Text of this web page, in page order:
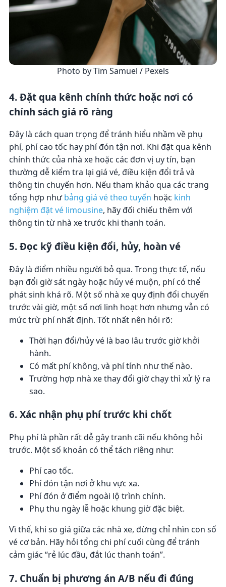
Photo by Tim Samuel / Pexels
4. Đặt qua kênh chính thức hoặc nơi có
chính sách giá rõ ràng
Đây là cách quan trọng để tránh hiểu nhầm về phụ
phí, phí cao tốc hay phí đón tận nơi. Khi đặt qua kênh
chính thức của nhà xe hoặc các đơn vị uy tín, bạn
thường dễ kiểm tra lại giá vé, điều kiện đổi trả và
thông tin chuyến hơn. Nếu tham khảo qua các trang
tổng hợp nhưbảng giá vé theo tuyến hoặc kinh
nghiệm đặt vé limousine, hãy đối chiếu thêm với
thông tin từ nhà xe trước khi thanh toán.
5. Đọc kỹ điều kiện đổi, hủy, hoàn vé
Đây là điểm nhiều người bỏ qua. Trong thực tế, nếu
bạn đổi giờ sát ngày hoặc hủy vé muộn, phí có thể
phát sinh khá rõ. Một số nhà xe quy định đổi chuyến
trước vài giờ, một số nơi linh hoạt hơn nhưng vẫn có
mức trừ phí nhất định. Tốt nhất nên hỏi rõ:
Thời hạn đổi/hủy vé là bao lâu trước giờ khởi
hành.
Có mất phí không, và phí tính như thế nào.
Trường hợp nhà xe thay đổi giờ chạy thì xử lý ra
sao.
6. Xác nhận phụ phí trước khi chốt
Phụ phí là phần rất dễ gây tranh cãi nếu không hỏi
trước. Một số khoản có thể tách riêng như:
Phí cao tốc.
Phí đón tận nơi ở khu vực xa.
Phí đón ở điểm ngoài lộ trình chính.
Phụ thu ngày lễ hoặc khung giờ đặc biệt.
Vì thế, khi so giá giữa các nhà xe, đừng chỉ nhìn con số
vé cơ bản. Hãy hỏi tổng chi phí cuối cùng để tránh
cảm giác “rẻ lúc đầu, đắt lúc thanh toán”.
7. Chuẩn bị phương án A/B nếu đi đúng